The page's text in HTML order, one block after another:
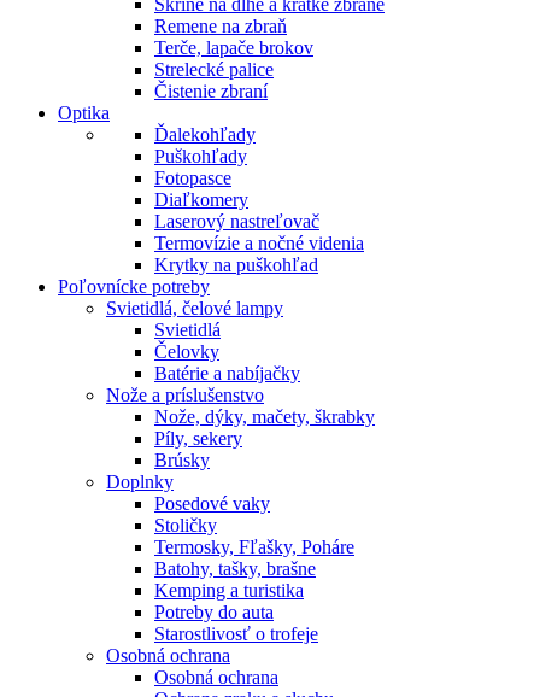
Skrine na dlhé a krátke zbrane
Remene na zbraň
Terče, lapače brokov
Strelecké palice
Čistenie zbraní
Optika
Ďalekohľady
Puškohľady
Fotopasce
Diaľkomery
Laserový nastreľovač
Termovízie a nočné videnia
Krytky na puškohľad
Poľovnícke potreby
Svietidlá, čelové lampy
Svietidlá
Čelovky
Batérie a nabíjačky
Nože a príslušenstvo
Nože, dýky, mačety, škrabky
Píly, sekery
Brúsky
Doplnky
Posedové vaky
Stoličky
Termosky, Fľašky, Poháre
Batohy, tašky, brašne
Kemping a turistika
Potreby do auta
Starostlivosť o trofeje
Osobná ochrana
Osobná ochrana